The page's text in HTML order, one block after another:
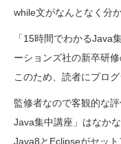
while文がなんとなく分
「15時間でわかるJava
ーションズ社の新卒研
このため、読者にプロ
監修者なので客観的な
Java集中講座」はなか
Java8とEclipseがセッ